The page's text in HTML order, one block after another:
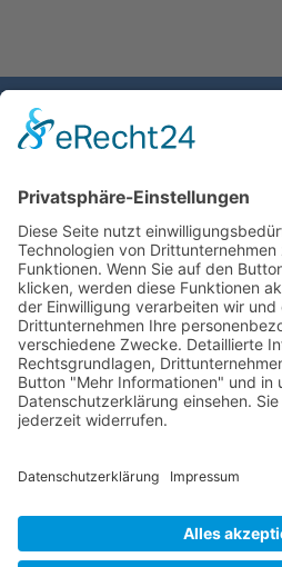
Gemeinde Schaan
9494 Schaan
Tel +423 / 237 72 00
Email schreiben
Impressum
Datenschutzerklärung
Nutzungsbedingungen Chatbot
Barrierefreiheit
Öffnungszeiten Rathaus
Montag bis Donnerstag:
08:00 – 11:30 und 13:30 – 17:00 Uhr